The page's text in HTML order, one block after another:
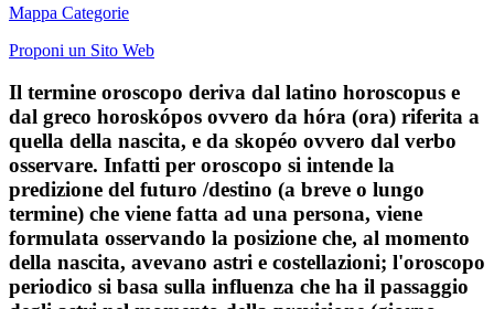
Mappa Categorie
Proponi un Sito Web
Il termine oroscopo deriva dal latino horoscopus e
dal greco horoskópos ovvero da hóra (ora) riferita a
quella della nascita, e da skopéo ovvero dal verbo
osservare. Infatti per oroscopo si intende la
predizione del futuro /destino (a breve o lungo
termine) che viene fatta ad una persona, viene
formulata osservando la posizione che, al momento
della nascita, avevano astri e costellazioni; l'oroscopo
periodico si basa sulla influenza che ha il passaggio